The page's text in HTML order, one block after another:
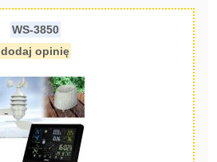
WS-3850
dodaj opinię